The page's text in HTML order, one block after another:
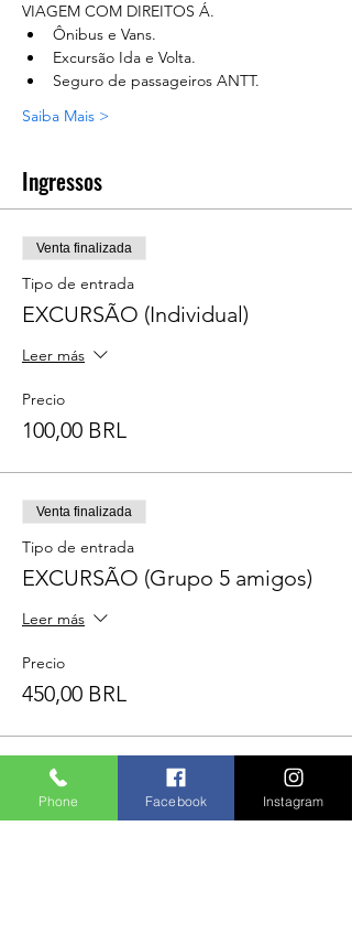
VIAGEM COM DIREITOS Á.
Ônibus e Vans.
Excursão Ida e Volta.
Seguro de passageiros ANTT.
Saiba Mais >
Ingressos
Venta finalizada
Tipo de entrada
EXCURSÃO (Individual)
Leer más
Precio
100,00 BRL
Venta finalizada
Tipo de entrada
EXCURSÃO (Grupo 5 amigos)
Leer más
Precio
450,00 BRL
Phone Facebook Instagram